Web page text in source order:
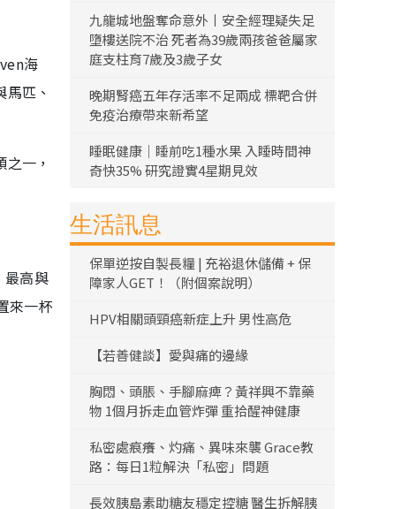
海
匹、
一，
高與
來一杯
九龍城地盤奪命意外丨安全經理疑失足
墮樓送院不治 死者為39歲兩孩爸爸屬家
庭支柱育7歲及3歲子女
晚期腎癌五年存活率不足兩成 標靶合併
免疫治療帶來新希望
睡眠健康｜睡前吃1種水果 入睡時間神
奇快35% 研究證實4星期見效
生活訊息
保單逆按自製長糧 | 充裕退休儲備 + 保
障家人GET！（附個案說明）
HPV相關頭頸癌新症上升 男性高危
【若善健談】愛與痛的邊緣
胸悶、頭脹、手腳麻痺？黃祥興不靠藥
物 1個月拆走血管炸彈 重拾醒神健康
私密處痕癢、灼痛、異味來襲 Grace教
路：每日1粒解決「私密」問題
長效胰島素助糖友穩定控糖 醫生拆解胰